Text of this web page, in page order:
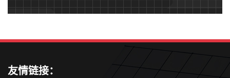
友情链接：